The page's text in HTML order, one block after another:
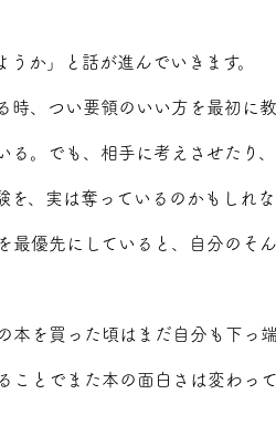
か」と話が進んでいきます。
、つい要領のいい方を最初に
。でも、相手に考えさせたり
を、実は奪っているのかもしれ
優先にしていると、自分のそ
本を買った頃はまだ自分も下っ
ことでまた本の面白さは変わっ